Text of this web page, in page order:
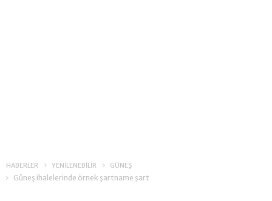
HABERLER YENİLENEBİLİR GÜNEŞ
Güneş ihalelerinde örnek şartname şart